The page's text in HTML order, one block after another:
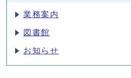
業務案内
図書館
お知らせ